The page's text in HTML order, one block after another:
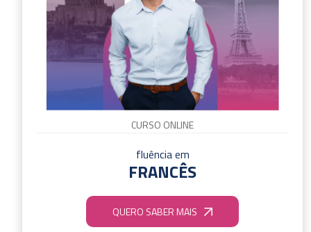
CURSO ONLINE
fluência em
FRANCÊS
QUERO SABER MAIS